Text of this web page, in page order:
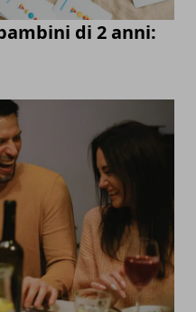
di 2 anni: